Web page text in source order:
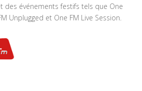
des événements festifs tels que One
Unplugged et One FM Live Session.